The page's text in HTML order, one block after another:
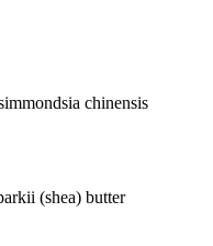
chinensis
(shea) butter